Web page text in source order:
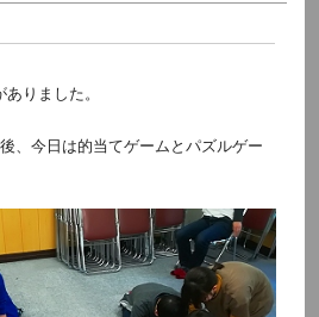
りました。
、今日は的当てゲームとパズルゲー